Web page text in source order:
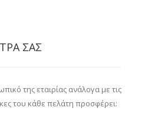
ΣΑΣ
της εταιρίας ανάλογα με τις
του κάθε πελάτη προσφέρει: